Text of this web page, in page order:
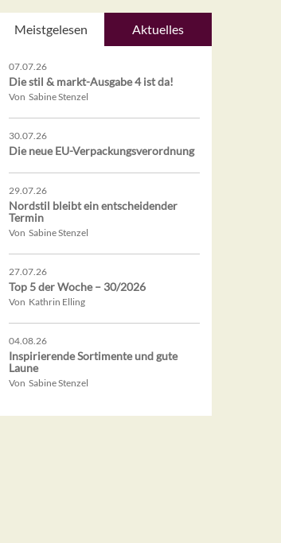
Meistgelesen Aktuelles
07.07.26
Die stil & markt-Ausgabe 4 ist da!
Von Sabine Stenzel
30.07.26
Die neue EU-Verpackungsverordnung
29.07.26
Nordstil bleibt ein entscheidender
Termin
Von Sabine Stenzel
27.07.26
Top 5 der Woche – 30/2026
Von Kathrin Elling
04.08.26
Inspirierende Sortimente und gute
Laune
Von Sabine Stenzel